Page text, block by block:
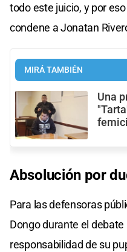
todo este juicio, y por
condene a Jonatan
MIRÁ TAMBIÉN
Una
Absolución por
Para las defensoras
Dongo durante el
responsabilidad de su